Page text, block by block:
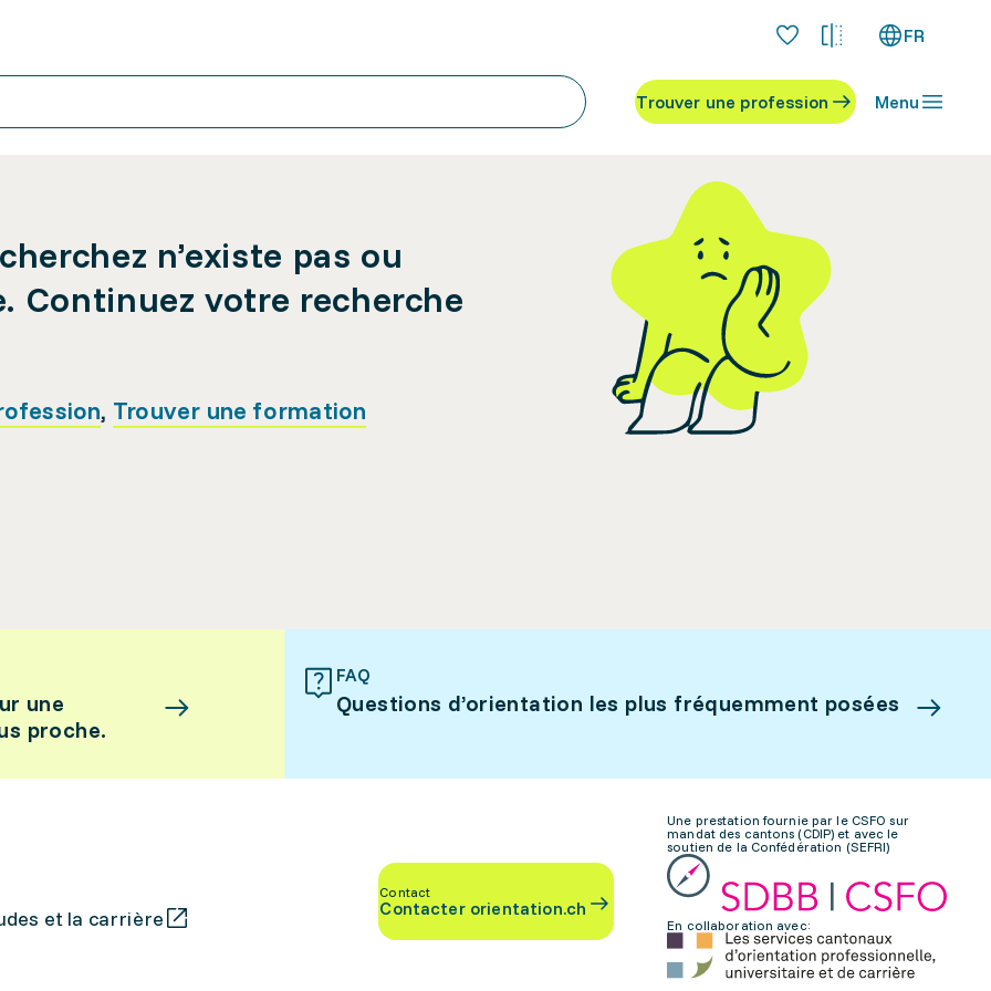
FR
Trouver une profession Menu
n’existe pas ou
Continuez votre recherche
, Trouver une formation
une
proche.
FAQ
Questions d’orientation les plus fréquemment posées
et la carrière
Contact
Contacter orientation.ch
Une prestation fournie par le CSFO sur
mandat des cantons (CDIP) et avec le
soutien de la Confédération (SEFRI)
En collaboration avec: